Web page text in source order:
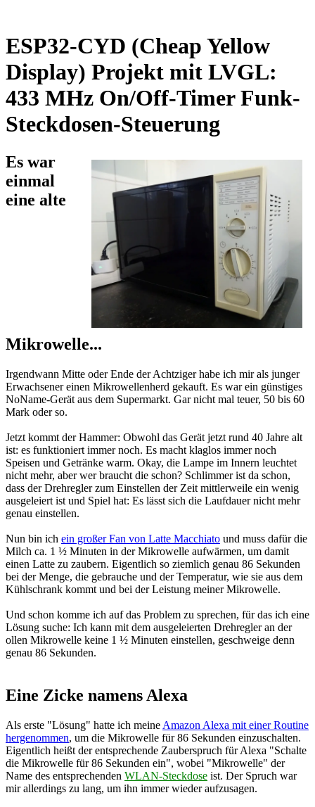
ESP32-CYD (Cheap Yellow
Display) Projekt mit LVGL:
433 MHz On/Off-Timer Funk-
Steckdosen-Steuerung
Es war
einmal
eine alte
Mikrowelle...
Irgendwann Mitte oder Ende der Achtziger habe ich mir als junger
Erwachsener einen Mikrowellenherd gekauft. Es war ein günstiges
NoName-Gerät aus dem Supermarkt. Gar nicht mal teuer, 50 bis 60
Mark oder so.
Jetzt kommt der Hammer: Obwohl das Gerät jetzt rund 40 Jahre alt
ist: es funktioniert immer noch. Es macht klaglos immer noch
Speisen und Getränke warm. Okay, die Lampe im Innern leuchtet
nicht mehr, aber wer braucht die schon? Schlimmer ist da schon,
dass der Drehregler zum Einstellen der Zeit mittlerweile ein wenig
ausgeleiert ist und Spiel hat: Es lässt sich die Laufdauer nicht mehr
genau einstellen.
Nun bin ich ein großer Fan von Latte Macchiato und muss dafür die
Milch ca. 1 ½ Minuten in der Mikrowelle aufwärmen, um damit
einen Latte zu zaubern. Eigentlich so ziemlich genau 86 Sekunden
bei der Menge, die gebrauche und der Temperatur, wie sie aus dem
Kühlschrank kommt und bei der Leistung meiner Mikrowelle.
Und schon komme ich auf das Problem zu sprechen, für das ich eine
Lösung suche: Ich kann mit dem ausgeleierten Drehregler an der
ollen Mikrowelle keine 1 ½ Minuten einstellen, geschweige denn
genau 86 Sekunden.
Eine Zicke namens Alexa
Als erste "Lösung" hatte ich meine Amazon Alexa mit einer Routine
hergenommen, um die Mikrowelle für 86 Sekunden einzuschalten.
Eigentlich heißt der entsprechende Zauberspruch für Alexa "Schalte
die Mikrowelle für 86 Sekunden ein", wobei "Mikrowelle" der
Name des entsprechenden WLAN-Steckdose ist. Der Spruch war
mir allerdings zu lang, um ihn immer wieder aufzusagen.